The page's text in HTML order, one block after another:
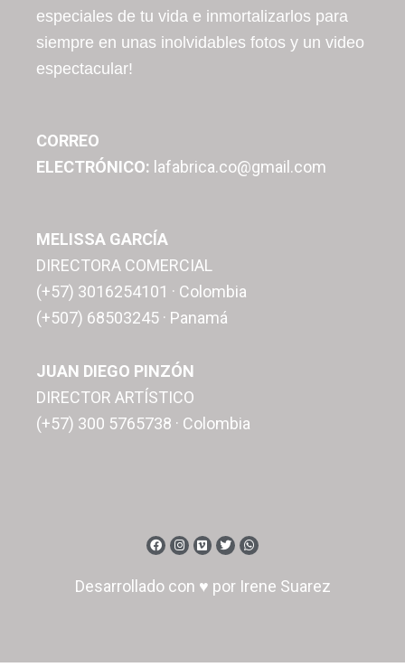
especiales de tu vida e inmortalizarlos para
siempre en unas inolvidables fotos y un video
espectacular!
CORREO
ELECTRÓNICO: lafabrica.co@gmail.com
MELISSA GARCÍA
DIRECTORA COMERCIAL
(+57) 3016254101 · Colombia
(+507) 68503245 · Panamá
JUAN DIEGO PINZÓN
DIRECTOR ARTÍSTICO
(+57) 300 5765738 · Colombia
Desarrollado con ♥ por Irene Suarez